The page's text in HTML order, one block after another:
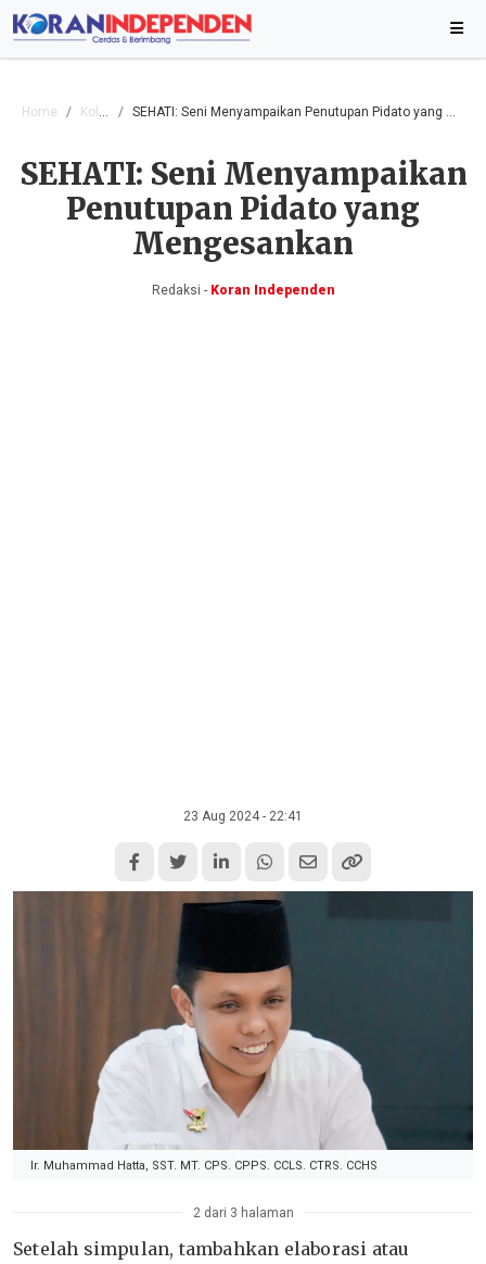
Home Kolom SEHATI: Seni Menyampaikan Penutupan Pidato yang Mengesankan
SEHATI: Seni Menyampaikan
Penutupan Pidato yang
Mengesankan
Redaksi -Koran Independen
23 Aug 2024 - 22:41
Ir. Muhammad Hatta, SST. MT. CPS. CPPS. CCLS. CTRS. CCHS
2 dari 3 halaman
Setelah simpulan, tambahkan elaborasi atau